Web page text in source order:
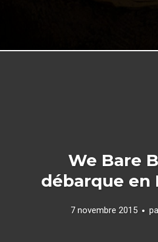
We Bare
débarque en
7 novembre 2015